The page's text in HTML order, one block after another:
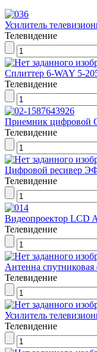
Усилитель
Телевидение
Сплиттер 6-WAY 5-
Телевидение
Приемник цифровой
Телевидение
Цифровой ресивер
Телевидение
Видеопроектор LCD
Телевидение
Антенна
Телевидение
Усилитель
Телевидение